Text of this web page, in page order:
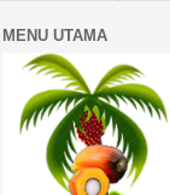
MENU UTAMA